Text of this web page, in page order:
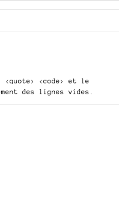
<code>
et le
des lignes vides.